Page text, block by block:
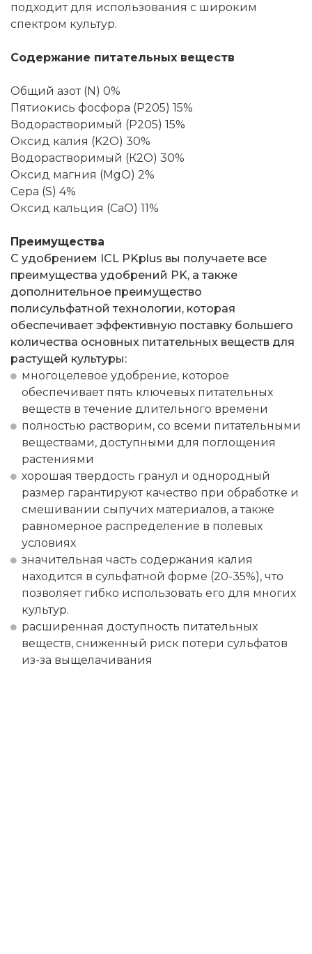
подходит для использования с широким
спектром культур.
Содержание питательных веществ
Общий азот (N) 0%
Пятиокись фосфора (P205) 15%
Водорастворимый (P205) 15%
Оксид калия (K2O) 30%
Водорастворимый (К2О) 30%
Оксид магния (MgO) 2%
Сера (S) 4%
Оксид кальция (CaO) 11%
Преимущества
С удобрением ICL PKplus вы получаете все
преимущества удобрений PK, а также
дополнительное преимущество
полисульфатной технологии, которая
обеспечивает эффективную поставку большего
количества основных питательных веществ для
растущей культуры:
многоцелевое удобрение, которое
обеспечивает пять ключевых питательных
веществ в течение длительного времени
полностью растворим, со всеми питательными
веществами, доступными для поглощения
растениями
хорошая твердость гранул и однородный
размер гарантируют качество при обработке и
смешивании сыпучих материалов, а также
равномерное распределение в полевых
условиях
значительная часть содержания калия
находится в сульфатной форме (20-35%), что
позволяет гибко использовать его для многих
культур.
расширенная доступность питательных
веществ, сниженный риск потери сульфатов
из-за выщелачивания